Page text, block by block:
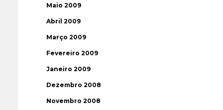
Maio 2009
Abril 2009
Março 2009
Fevereiro 2009
Janeiro 2009
Dezembro 2008
Novembro 2008